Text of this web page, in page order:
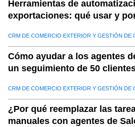
15 . e. Crecimiento sostenible
comercio
17. a. Minorista y comercio
18. b. Fabricación
20. d. Exportar/import
21.
e. Bienes de consumo
Herramientas de
exportaciones: qué usar y
CRM DE COMERCIO EXTERIOR Y GESTIÓN DE
Cómo ayudar a los agentes
un seguimiento de 50
CRM DE COMERCIO EXTERIOR Y GESTIÓN DE
¿Por qué reemplazar las
manuales con agentes de